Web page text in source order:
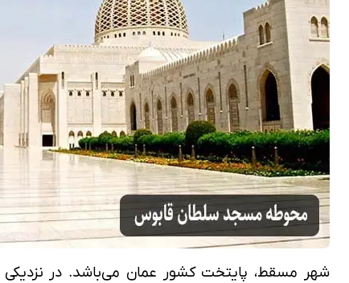
شهر مسقط، پایتخت کشور عمان می‌باشد. در